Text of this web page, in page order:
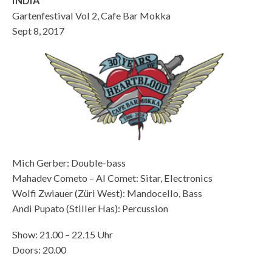
Gartenfestival Vol 2, Cafe Bar Mokka
Sept 8, 2017
Mich Gerber: Double-bass
Mahadev Cometo – Al Comet: Sitar, Electronics
Wolfi Zwiauer (Züri West): Mandocello, Bass
Andi Pupato (Stiller Has): Percussion
Show: 21.00 – 22.15 Uhr
Doors: 20.00